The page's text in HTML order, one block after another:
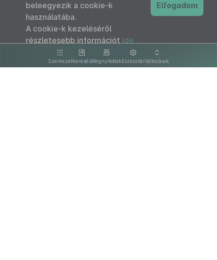
SzerkezetKeresésMegnyitottakEszköztárVáltozások
beleegyezik a cookie-k
használatába.
A cookie-k kezeléséről
részletesebb információt ide
kattintva olvashat.
Elfogadom